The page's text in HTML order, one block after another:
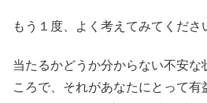
もう１度、よく考えてみてくださ
当たるかどうか分からない不安な
ころで、それがあなたにとって有